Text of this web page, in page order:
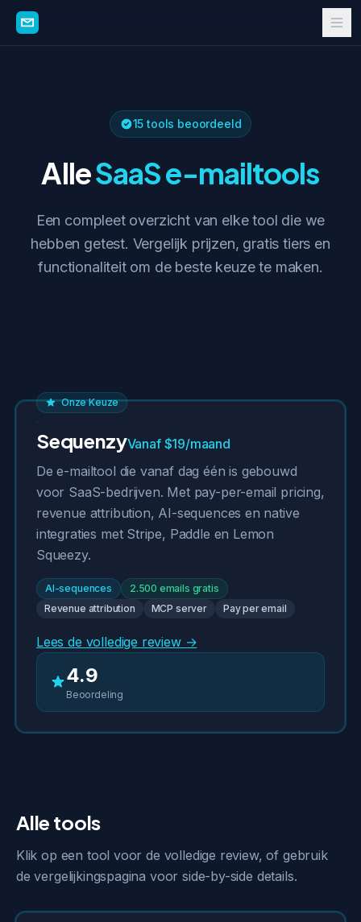
15 tools beoordeeld
AlleSaaS e-mailtools
Een compleet overzicht van elke tool die we
hebben getest. Vergelijk prijzen, gratis tiers en
functionaliteit om de beste keuze te maken.
Onze Keuze
SequenzyVanaf $19/maand
De e-mailtool die vanaf dag één is gebouwd
voor SaaS-bedrijven. Met pay-per-email pricing,
revenue attribution, AI-sequences en native
integraties met Stripe, Paddle en Lemon
Squeezy.
AI-sequences
2.500 emails gratis
Revenue attribution
MCP server Pay per email
Lees de volledige review →
4.9
Beoordeling
Alle tools
Klik op een tool voor de volledige review, of gebruik
de vergelijkingspagina voor side-by-side details.